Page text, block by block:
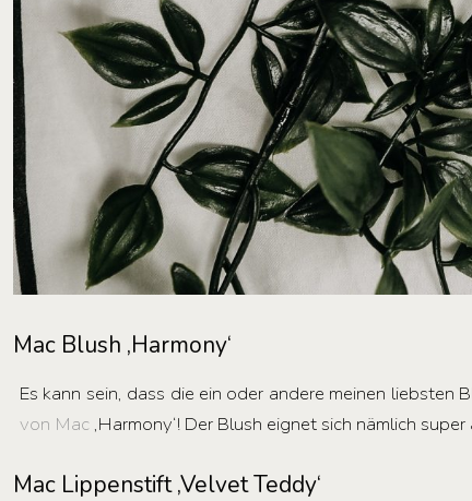
Mac Blush ‚Harmony‘
Es kann sein, dass die ein oder andere meinen
von Mac ‚Harmony‘! Der Blush eignet sich nämlich
Mac Lippenstift ‚Velvet Teddy‘